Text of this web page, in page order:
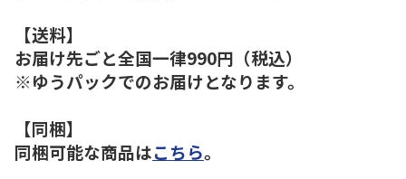
【送料】
お届け先ごと全国一律990円（税込）
※ゆうパックでのお届けとなります。
【同梱】
同梱可能な商品はこちら。